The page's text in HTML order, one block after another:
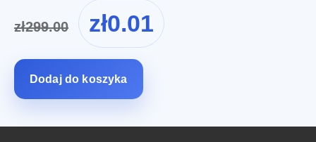
zł299.00
Pierwotna
cena
wynosiła:
zł0.01
cena
Dodaj do koszyka